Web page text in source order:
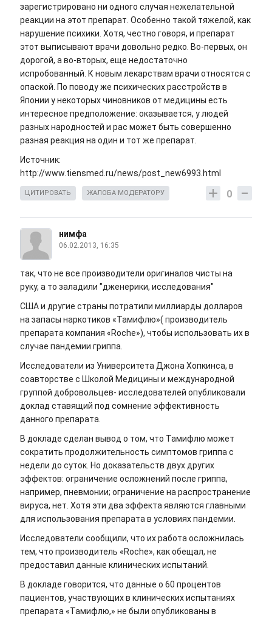
зарегистрировано ни одного случая нежелательной
реакции на этот препарат. Особенно такой тяжелой, как
нарушение психики. Хотя, честно говоря, и препарат
этот выписывают врачи довольно редко. Во-первых, он
дорогой, а во-вторых, еще недостаточно
испробованный. К новым лекарствам врачи относятся с
опаской. По поводу же психических расстройств в
Японии у некоторых чиновников от медицины есть
интересное предположение: оказывается, у людей
разных народностей и рас может быть совершенно
разная реакция на один и тот же препарат.
Источник:
http://www.tiensmed.ru/news/post_new6993.html
0
ЦИТИРОВАТЬ ЖАЛОБА МОДЕРАТОРУ
нимфа
06.02.2013, 16:35
так, что не все производители оригиналов чисты на
руку, а то заладили "дженерики, исследования"
США и другие страны потратили миллиарды долларов
на запасы наркотиков «Тамифлю»( производитель
препарата компания «Roche»), чтобы использовать их в
случае пандемии гриппа.
Исследователи из Университета Джона Хопкинса, в
соавторстве с Школой Медицины и международной
группой добровольцев- исследователей опубликовали
доклад ставящий под сомнение эффективность
данного препарата.
В докладе сделан вывод о том, что Тамифлю может
сократить продолжительность симптомов гриппа с
недели до суток. Но доказательств двух других
эффектов: ограничение осложнений после гриппа,
например, пневмонии; ограничение на распространение
вируса, нет. Хотя эти два эффекта являются главными
для использования препарата в условиях пандемии.
Исследователи сообщили, что их работа осложнилась
тем, что производитель «Roche», как обещал, не
предоставил данные клинических испытаний.
В докладе говорится, что данные о 60 процентов
пациентов, участвующих в клинических испытаниях
препарата «Тамифлю,» не были опубликованы в